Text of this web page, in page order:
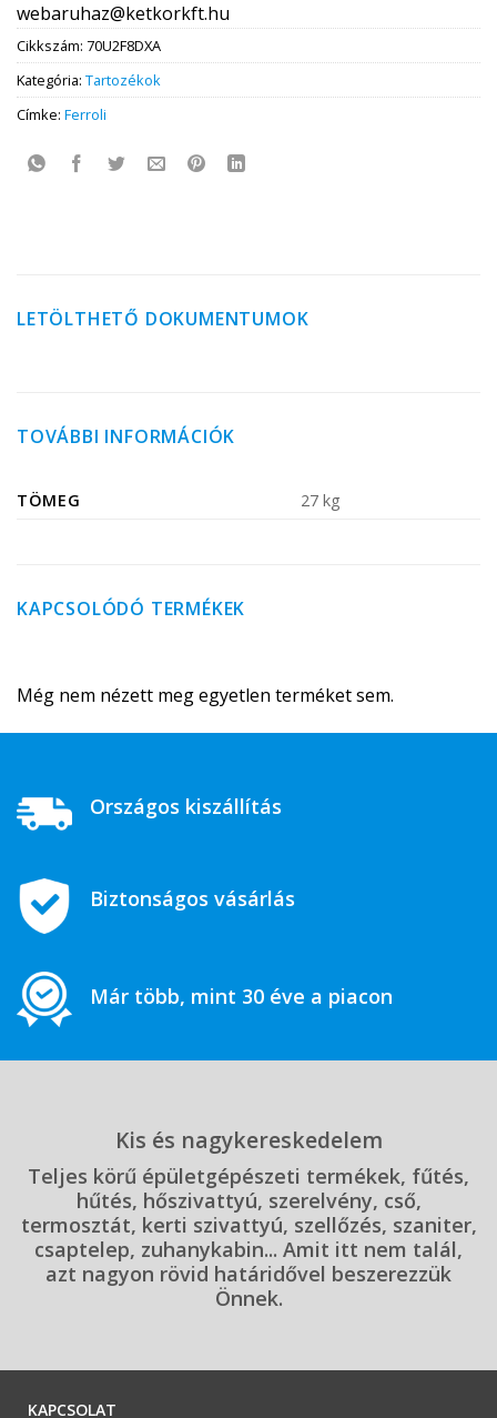
webaruhaz@ketkorkft.hu
Cikkszám: 70U2F8DXA
Kategória: Tartozékok
Címke: Ferroli
LETÖLTHETŐ DOKUMENTUMOK
TOVÁBBI INFORMÁCIÓK
TÖMEG 27 kg
KAPCSOLÓDÓ TERMÉKEK
Még nem nézett meg egyetlen terméket sem.
Országos kiszállítás
Biztonságos vásárlás
Már több, mint 30 éve a piacon
Kis és nagykereskedelem
Teljes körű épületgépészeti termékek, fűtés,
hűtés, hőszivattyú, szerelvény, cső,
termosztát, kerti szivattyú, szellőzés, szaniter,
csaptelep, zuhanykabin... Amit itt nem talál,
azt nagyon rövid határidővel beszerezzük
Önnek.
KAPCSOLAT